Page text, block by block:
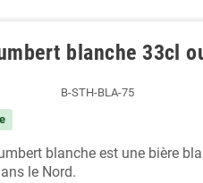
blanche 33cl
B-STH-BLA-75
blanche est une bière
le Nord.